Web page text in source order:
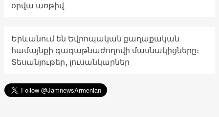
օրվա առթիվ
Երևանում են Եվրոպական քաղաքական
համայնքի գագաթնաժողովի մասնակիցները։
Տեսանյութեր, լուսանկարներ